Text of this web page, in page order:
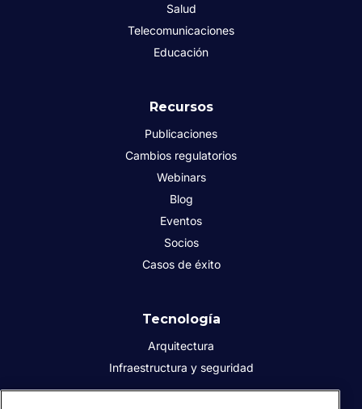
Salud
Telecomunicaciones
Educación
Recursos
Publicaciones
Cambios regulatorios
Webinars
Blog
Eventos
Socios
Casos de éxito
Tecnología
Arquitectura
Infraestructura y seguridad